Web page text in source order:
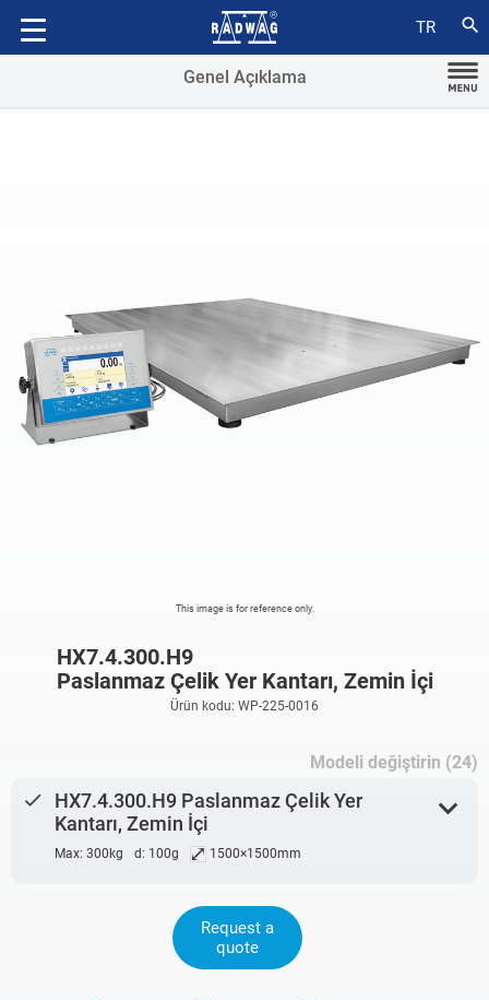
TR search
Aksesuarlar
Genel Açıklama
This image is for reference only.
HX7.4.300.H9
Paslanmaz Çelik Yer Kantarı, Zemin İçi
Ürün kodu: WP-225-0016
Modeli değiştirin (24)
done
HX7.4.300.H9 Paslanmaz Çelik Yer
Kantarı, Zemin İçi
Max: 300kg d: 100g ⤢ 1500×1500mm
expand_more
Request a
quote